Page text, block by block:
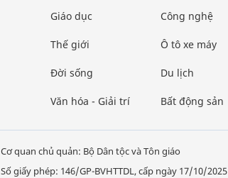
Giáo dục
Thế giới
Đời sống
Văn hóa - Giải trí
Công nghệ
Ô tô xe máy
Du lịch
Bất động sản
Cơ quan chủ quản: Bộ Dân tộc và Tôn giáo
Số giấy phép: 146/GP-BVHTTDL, cấp ngày 17/10/2025